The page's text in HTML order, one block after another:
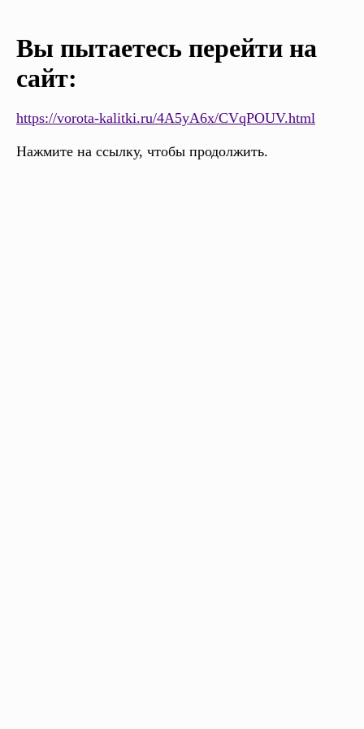
Вы пытаетесь перейти на
сайт:
https://vorota-kalitki.ru/4A5yA6x/CVqPOUV.html
Нажмите на ссылку, чтобы продолжить.